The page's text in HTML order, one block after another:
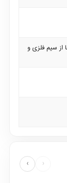
سیم فلزی و
‹
›